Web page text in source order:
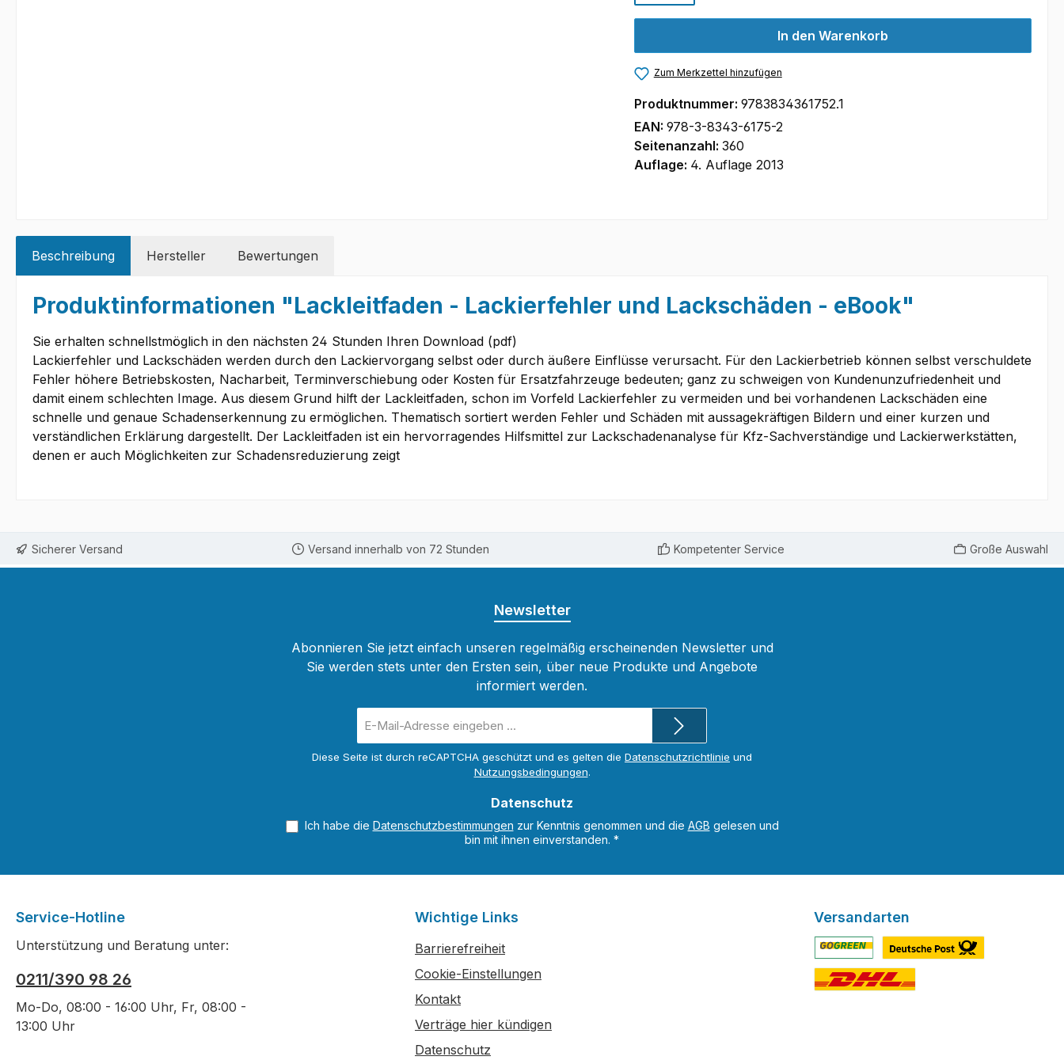
In den Warenkorb
Zum Merkzettel hinzufügen
Produktnummer: 9783834361752.1
EAN: 978-3-8343-6175-2
Seitenanzahl: 360
Auflage: 4. Auflage 2013
Beschreibung Hersteller Bewertungen
Produktinformationen "Lackleitfaden - Lackierfehler und Lackschäden - eBook"
Sie erhalten schnellstmöglich in den nächsten 24 Stunden Ihren Download (pdf)
Lackierfehler und Lackschäden werden durch den Lackiervorgang selbst oder durch äußere Einflüsse verursacht. Für den Lackierbetrieb können selbst verschuldete
Fehler höhere Betriebskosten, Nacharbeit, Terminverschiebung oder Kosten für Ersatzfahrzeuge bedeuten; ganz zu schweigen von Kundenunzufriedenheit und
damit einem schlechten Image. Aus diesem Grund hilft der Lackleitfaden, schon im Vorfeld Lackierfehler zu vermeiden und bei vorhandenen Lackschäden eine
schnelle und genaue Schadenserkennung zu ermöglichen. Thematisch sortiert werden Fehler und Schäden mit aussagekräftigen Bildern und einer kurzen und
verständlichen Erklärung dargestellt. Der Lackleitfaden ist ein hervorragendes Hilfsmittel zur Lackschadenanalyse für Kfz-Sachverständige und Lackierwerkstätten,
denen er auch Möglichkeiten zur Schadensreduzierung zeigt
Sicherer Versand Versand innerhalb von 72 Stunden Kompetenter Service Große Auswahl
Newsletter
Abonnieren Sie jetzt einfach unseren regelmäßig erscheinenden Newsletter und
Sie werden stets unter den Ersten sein, über neue Produkte und Angebote
informiert werden.
Mail-
Diese Seite ist durch reCAPTCHA geschützt und es gelten die Datenschutzrichtlinie und
Nutzungsbedingungen.
Datenschutz
Ich habe die Datenschutzbestimmungen zur Kenntnis genommen und die AGB gelesen und
bin mit ihnen einverstanden. *
Service-Hotline
Unterstützung und Beratung unter:
0211/390 98 26
Mo-Do, 08:00 - 16:00 Uhr, Fr, 08:00 -
13:00 Uhr
Wichtige Links
Barrierefreiheit
Cookie-Einstellungen
Kontakt
Verträge hier kündigen
Datenschutz
Versandarten
Benutzerdefiniertes Bild 1
Benutzerdefiniertes Bild 2